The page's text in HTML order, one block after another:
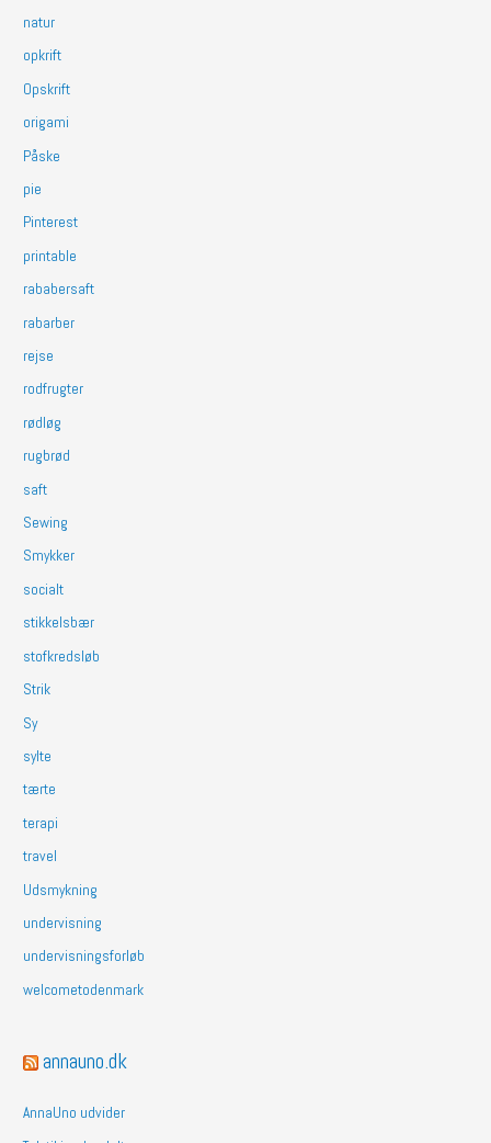
natur
opkrift
Opskrift
origami
Påske
pie
Pinterest
printable
rababersaft
rabarber
rejse
rodfrugter
rødløg
rugbrød
saft
Sewing
Smykker
socialt
stikkelsbær
stofkredsløb
Strik
Sy
sylte
tærte
terapi
travel
Udsmykning
undervisning
undervisningsforløb
welcometodenmark
annauno.dk
AnnaUno udvider